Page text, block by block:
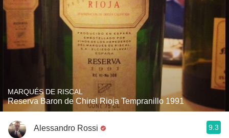
MARQUÉS DE RISCAL
Reserva Baron de Chirel Rioja Tempranillo 1991
Alessandro Rossi 9.3